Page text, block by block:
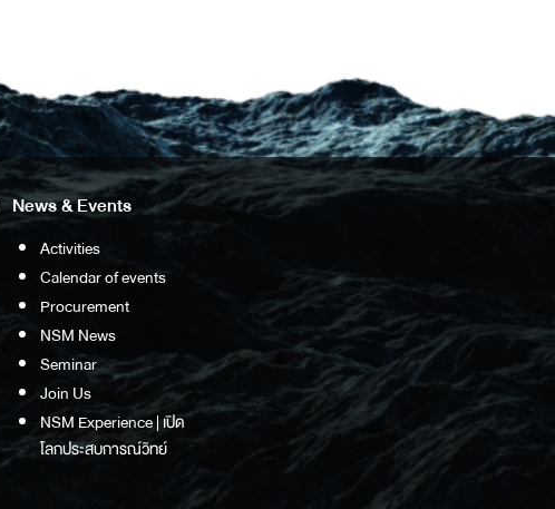
News & Events
Activities
Calendar of events
Procurement
NSM News
Seminar
Join Us
NSM Experience | เปิด
โลกประสบการณ์วิทย์